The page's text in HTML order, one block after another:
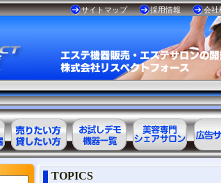
サイトマップ 採用情報 会社
エステ美容用
品レンタル可
お試しデモ可
能機器一覧
美容専門
美容
TOPICS